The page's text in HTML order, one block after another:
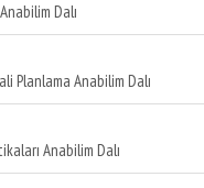
Dalı
Planlama Anabilim Dalı
Anabilim Dalı